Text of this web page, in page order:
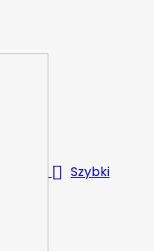
 Szybki